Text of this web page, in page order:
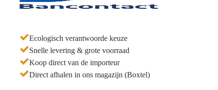
Ecologisch verantwoorde keuze
Snelle levering & grote voorraad
Koop direct van de importeur
Direct afhalen in ons magazijn (Boxtel)